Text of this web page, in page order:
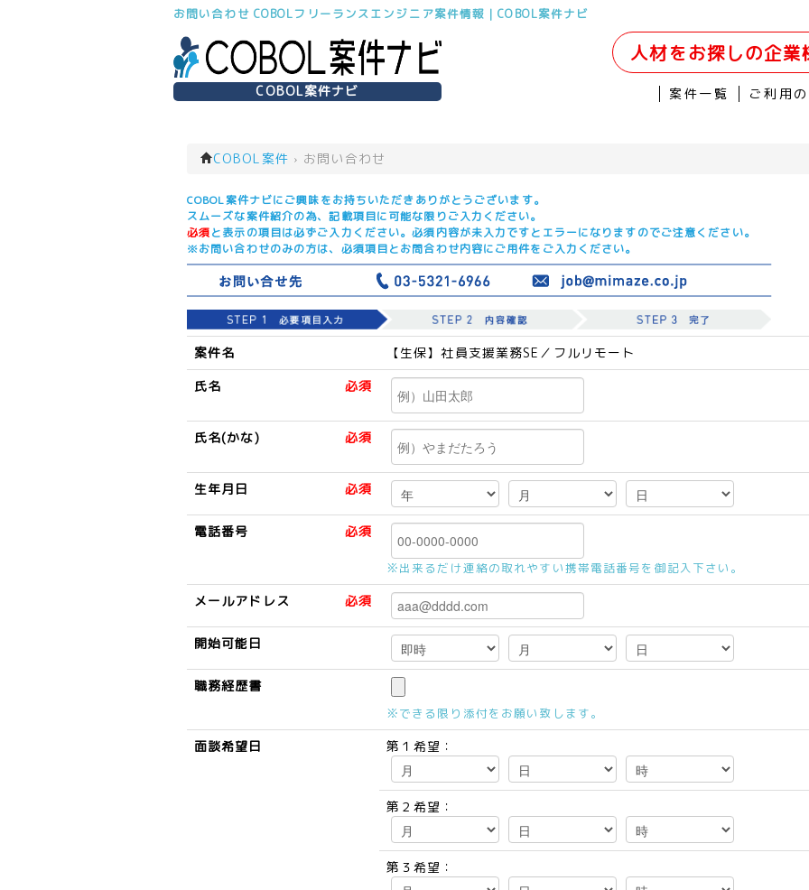
お問い合わせ COBOLフリーランスエンジニア案件情報｜COBOL案件ナビ
COBOL案件ナビ
人材をお探しの企業
案件一覧 ご利用
COBOL案件 › お問い合わせ
COBOL案件ナビにご興味をお持ちいただきありがとうございます。
スムーズな案件紹介の為、記載項目に可能な限りご入力ください。
必須 と表示の項目は必ずご入力ください。必須内容が未入力ですとエラーになりますのでご注意ください。
※お問い合わせのみの方は、必須項目とお問合わせ内容にご用件をご入力ください。
案件名 【生保】社員支援業務SE／フルリモート
氏名 必須
氏名(かな) 必須
生年月日 必須
電話番号 必須
※出来るだけ連絡の取れやすい携帯電話番号を御記入下さい。
メールアドレス 必須
開始可能日
職務経歴書
※できる限り添付をお願い致します。
面談希望日 第１希望：
第２希望：
第３希望：